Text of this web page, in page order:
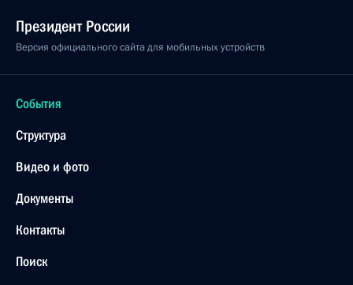
Президент России
Версия официального сайта для мобильных устройств
События
Структура
Видео и фото
Документы
Контакты
Поиск